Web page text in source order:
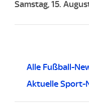
Samstag, 15.
Alle Fußball-
Aktuelle Sport-